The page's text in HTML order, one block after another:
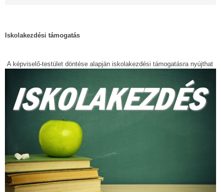
Iskolakezdési támogatás
A képviselő-testület döntése alapján iskolakezdési támogatásra nyújthat